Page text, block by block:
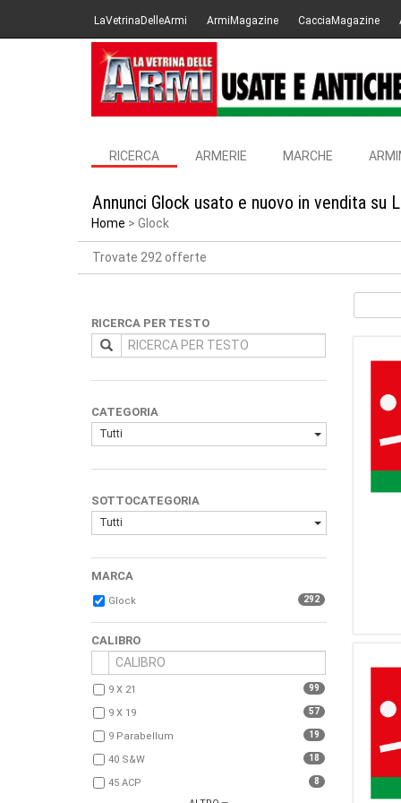
LaVetrinaDelleArmi ArmiMagazine CacciaMagazine
RICERCA ARMERIE MARCHE
Annunci Glock usato e nuovo in vendita su
Home Glock
Trovate 292 offerte
RICERCA PER TESTO
CATEGORIA
Tutti
SOTTOCATEGORIA
Tutti
MARCA
Glock 292
CALIBRO
9 X 21 99
9 X 19 57
9 Parabellum 19
40 S&W 18
45 ACP 8